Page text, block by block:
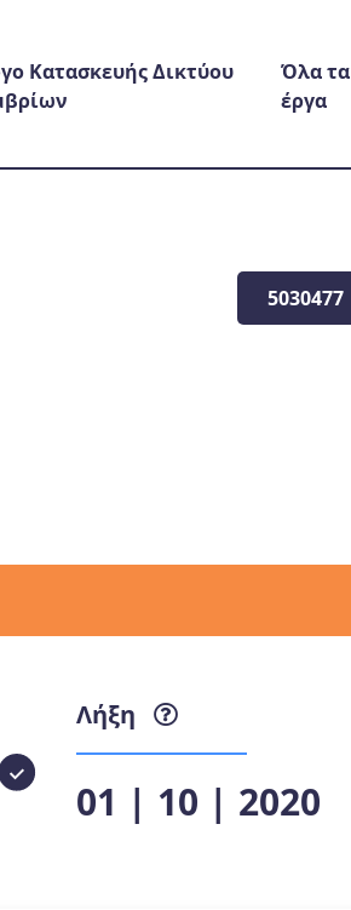
Κατασκευής Δικτύου
Όλα τα
έργα
5030477
Λήξη
01 | 10 | 2020